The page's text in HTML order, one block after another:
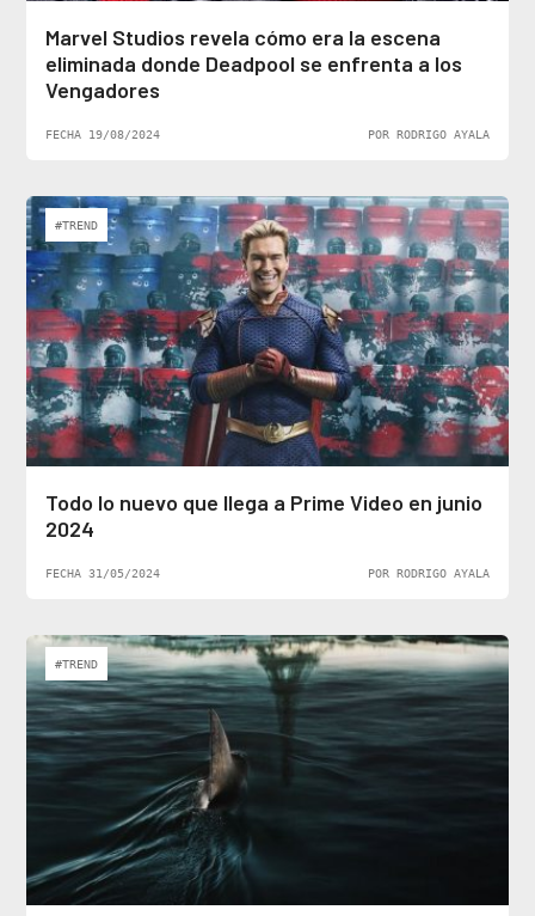
Marvel Studios revela cómo era la escena
eliminada donde Deadpool se enfrenta a los
Vengadores
FECHA 19/08/2024 POR RODRIGO AYALA
#TREND
Todo lo nuevo que llega a Prime Video en junio
2024
FECHA 31/05/2024 POR RODRIGO AYALA
#TREND